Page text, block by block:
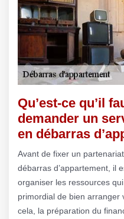
Qu’est-ce qu’il
demander un
en débarras
Avant de fixer un
débarras d’appartement, il
organiser les ressources
primordial de bien arranger
cela, la préparation du